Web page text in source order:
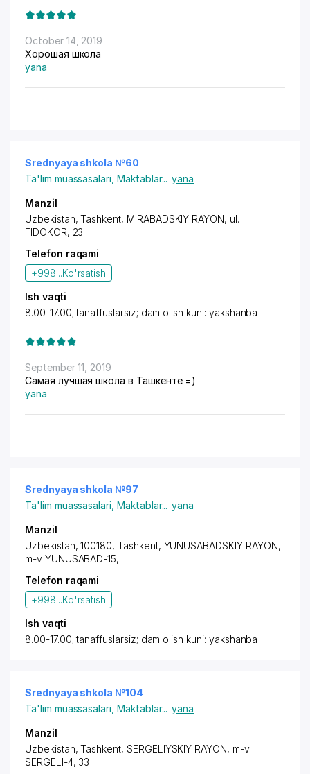
October 14, 2019
Хорошая школа
yana
Srednyaya shkola №60
Ta'lim muassasalari Maktablar... yana
Manzil
Uzbekistan, Tashkent, MIRABADSKIY RAYON, ul.
FIDOKOR, 23
Telefon raqami
+998...Ko'rsatish
Ish vaqti
8.00-17.00; tanaffuslarsiz; dam olish kuni: yakshanba
September 11, 2019
Самая лучшая школа в Ташкенте =)
yana
Srednyaya shkola №97
Ta'lim muassasalari Maktablar... yana
Manzil
Uzbekistan, 100180, Tashkent, YUNUSABADSKIY RAYON,
m-v YUNUSABAD-15,
Telefon raqami
+998...Ko'rsatish
Ish vaqti
8.00-17.00; tanaffuslarsiz; dam olish kuni: yakshanba
Srednyaya shkola №104
Ta'lim muassasalari Maktablar... yana
Manzil
Uzbekistan, Tashkent, SERGELIYSKIY RAYON, m-v
SERGELI-4, 33